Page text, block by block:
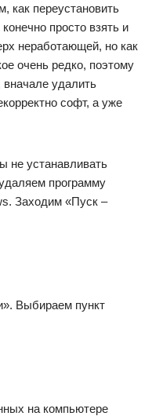
как переустановить
просто взять и
неработающей, но как
очень редко, поэтому
вначале удалить
софт, а уже
не устанавливать
программу
Заходим «Пуск –
Выбираем пункт
на компьютере